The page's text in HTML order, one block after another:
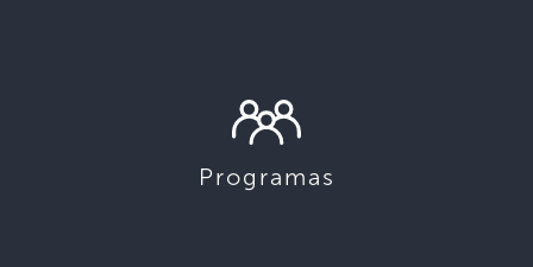
Programas